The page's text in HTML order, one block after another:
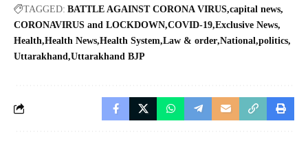
TAGGED: BATTLE AGAINST CORONA VIRUS capital news
CORONAVIRUS and LOCKDOWN COVID-19 Exclusive News
Health Health News Health System Law & order National politics
Uttarakhand Uttarakhand BJP